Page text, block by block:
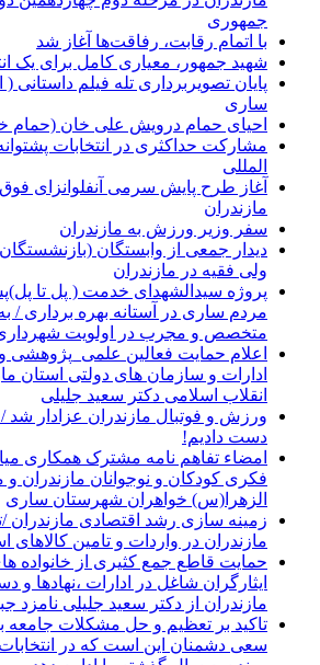
جمهوری
با اتمام رقابت، رفاقت‌ها آغاز شد
شهید جمهور، معیاری کامل برای یک
پایان تصویربرداری تله فیلم
ساری
احیای حمام درویش علی خان
مشارکت حداکثری در انتخابات
المللی
آغاز طرح پایش سرمی آنفلوانزای فوق
مازندران
سفر وزیر ورزش به مازندران
دیدار جمعی از وابستگان (بازنشستگان)
ولی فقیه در مازندران
مردم ساری در آستانه بهره برداری /
متخصص و مجرب در اولویت
اعلام حمایت فعالین علمی_پژوهشی
ادارات و سازمان های دولتی استان
انقلاب اسلامی دکتر سعید جلیلی
ورزش و فوتبال مازندران عزادار شد /
دست دادیم!
امضاء تفاهم نامه مشترک همکاری
فکری کودکان و نوجوانان
الزهرا(س) خواهران شهرستان ساری
زمینه سازی رشد اقتصادی
مازندران در واردات و تامین کالاهای
حمایت قاطع جمع کثیری از خانواده
ایثارگران شاغل در ادارات ،نهادها و
مازندران از دکتر سعید جلیلی نامزد
تاکید بر تعظیم و حل مشکلات جامعه
سعی دشمنان این است که در